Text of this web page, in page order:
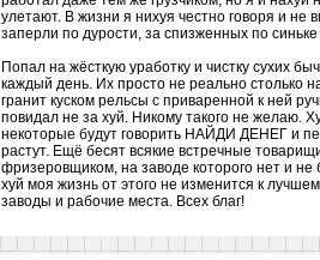
улетают. В жизни я нихуя честно говоря и не
заперли по дурости, за спизженных по
Попал на жёсткую уработку и чистку сухих
каждый день. Их просто не реально столько
гранит куском рельсы с приваренной к ней
повидал не за хуй. Никому такого не желаю.
некоторые будут говорить НАЙДИ ДЕНЕГ и
растут. Ещё бесят всякие встречные
фризеровщиком, на заводе которого нет и
хуй моя жизнь от этого не изменится к
заводы и рабочие места. Всех благ!